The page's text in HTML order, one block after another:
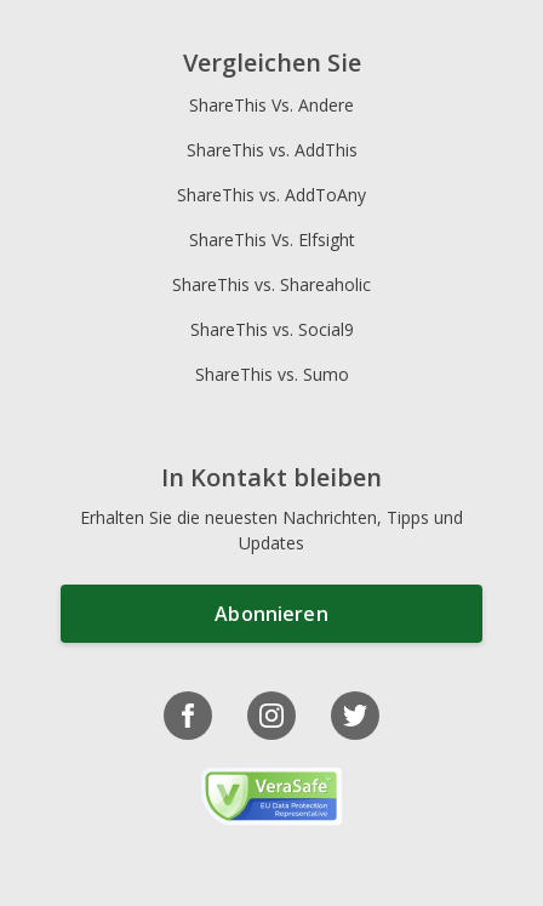
Vergleichen Sie
ShareThis Vs. Andere
ShareThis vs. AddThis
ShareThis vs. AddToAny
ShareThis Vs. Elfsight
ShareThis vs. Shareaholic
ShareThis vs. Social9
ShareThis vs. Sumo
In Kontakt bleiben
Erhalten Sie die neuesten Nachrichten, Tipps und
Updates
Abonnieren